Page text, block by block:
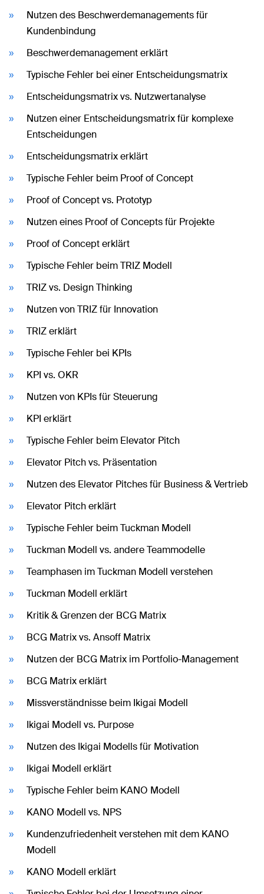
Nutzen des Beschwerdemanagements für
Kundenbindung
Beschwerdemanagement erklärt
Typische Fehler bei einer Entscheidungsmatrix
Entscheidungsmatrix vs. Nutzwertanalyse
Nutzen einer Entscheidungsmatrix für komplexe
Entscheidungen
Entscheidungsmatrix erklärt
Typische Fehler beim Proof of Concept
Proof of Concept vs. Prototyp
Nutzen eines Proof of Concepts für Projekte
Proof of Concept erklärt
Typische Fehler beim TRIZ Modell
TRIZ vs. Design Thinking
Nutzen von TRIZ für Innovation
TRIZ erklärt
Typische Fehler bei KPIs
KPI vs. OKR
Nutzen von KPIs für Steuerung
KPI erklärt
Typische Fehler beim Elevator Pitch
Elevator Pitch vs. Präsentation
Nutzen des Elevator Pitches für Business & Vertrieb
Elevator Pitch erklärt
Typische Fehler beim Tuckman Modell
Tuckman Modell vs. andere Teammodelle
Teamphasen im Tuckman Modell verstehen
Tuckman Modell erklärt
Kritik & Grenzen der BCG Matrix
BCG Matrix vs. Ansoff Matrix
Nutzen der BCG Matrix im Portfolio-Management
BCG Matrix erklärt
Missverständnisse beim Ikigai Modell
Ikigai Modell vs. Purpose
Nutzen des Ikigai Modells für Motivation
Ikigai Modell erklärt
Typische Fehler beim KANO Modell
KANO Modell vs. NPS
Kundenzufriedenheit verstehen mit dem KANO
Modell
KANO Modell erklärt